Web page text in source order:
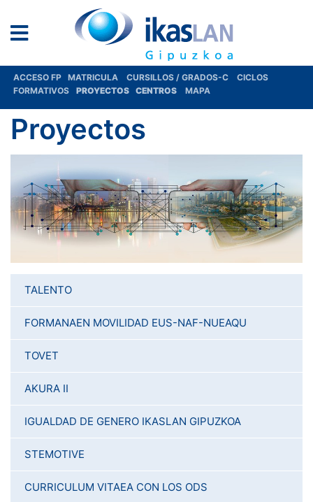
ACCESO FP MATRICULA CURSILLOS / GRADOS-C
CICLOS
FORMATIVOS
PROYECTOS CENTROS MAPA
Proyectos
TALENTO
FORMANAEN MOVILIDAD EUS-NAF-NUEAQU
TOVET
AKURA II
IGUALDAD DE GENERO IKASLAN GIPUZKOA
STEMOTIVE
CURRICULUM VITAEA CON LOS ODS